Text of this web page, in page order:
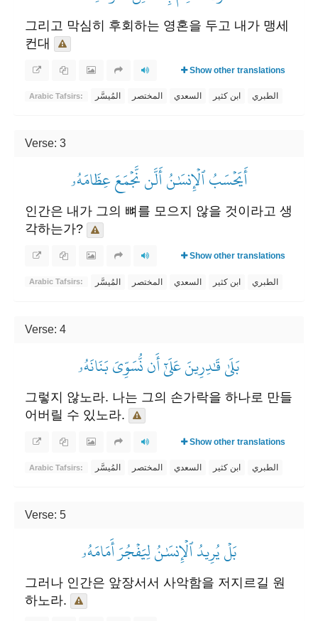
그리고 막심히 후회하는 영혼을 두고 내가 맹세
컨대
Show other translations
Arabic Tafsirs: المُيسَّر المختصر السعدي ابن كثير الطبري
Verse: 3
أَيَحۡسَبُ ٱلۡإِنسَٰنُ أَلَّن نَّجۡمَعَ عِظَامَهُۥ
인간은 내가 그의 뼈를 모으지 않을 것이라고 생
각하는가?
Show other translations
Arabic Tafsirs: المُيسَّر المختصر السعدي ابن كثير الطبري
Verse: 4
بَلَىٰ قَٰدِرِينَ عَلَىٰٓ أَن نُّسَوِّيَ بَنَانَهُۥ
그렇지 않노라. 나는 그의 손가락을 하나로 만들
어버릴 수 있노라.
Show other translations
Arabic Tafsirs: المُيسَّر المختصر السعدي ابن كثير الطبري
Verse: 5
بَلۡ يُرِيدُ ٱلۡإِنسَٰنُ لِيَفۡجُرَ أَمَامَهُۥ
그러나 인간은 앞장서서 사악함을 저지르길 원
하노라.